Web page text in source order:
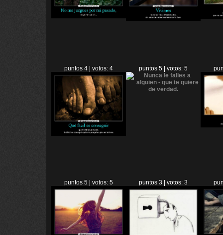
puntos 4 | votos: 4 puntos 5 | votos: 5
puntos 5 | votos: 5 puntos 3 | votos: 3